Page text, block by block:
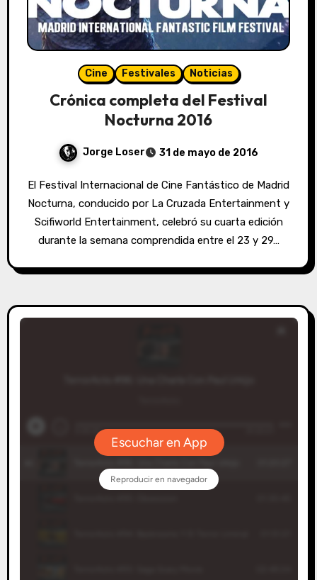
Cine Festivales Noticias
Crónica completa del Festival
Nocturna 2016
Jorge Loser 31 de mayo de 2016
El Festival Internacional de Cine Fantástico de Madrid
Nocturna, conducido por La Cruzada Entertainment y
Scifiworld Entertainment, celebró su cuarta edición
durante la semana comprendida entre el 23 y 29…